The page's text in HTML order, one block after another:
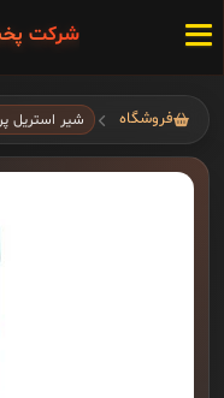
شرکت
فروشگاه شیر استریل پرچرب ۱۰۰۰